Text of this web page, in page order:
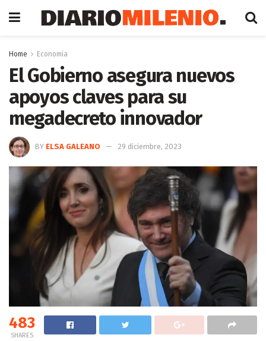
Home Economia
El Gobierno asegura nuevos
apoyos claves para su
megadecreto innovador
BY ELSA GALEANO 29 diciembre, 2023
483
SHARES